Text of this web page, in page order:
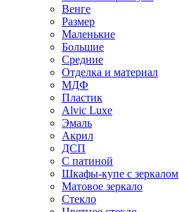
Венге
Размер
Маленькие
Большие
Средние
Отделка и материал
МДФ
Пластик
Alvic Luxe
Эмаль
Акрил
ДСП
С патиной
Шкафы-купе с зеркалом
Матовое зеркало
Стекло